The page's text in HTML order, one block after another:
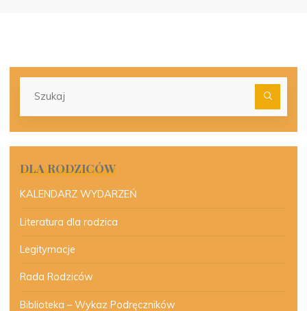
DLA RODZICÓW
KALENDARZ WYDARZEŃ
Literatura dla rodzica
Legitymacje
Rada Rodziców
Biblioteka – Wykaz Podręczników